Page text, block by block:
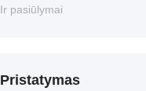
Ir pasiūlymai
Pristatymas